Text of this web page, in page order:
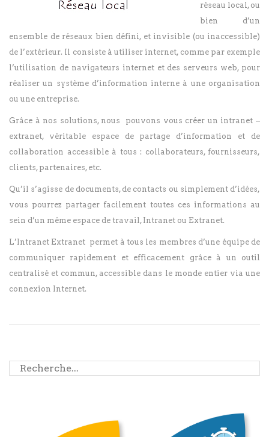
réseau local, ou
bien d’un
ensemble de réseaux bien défini, et invisible (ou inaccessible)
de l’extérieur. Il consiste à utiliser internet, comme par exemple
l’utilisation de navigateurs internet et des serveurs web, pour
réaliser un système d’information interne à une organisation
ou une entreprise.
Grâce à nos solutions, nous pouvons vous créer un intranet –
extranet, véritable espace de partage d’information et de
collaboration accessible à tous : collaborateurs, fournisseurs,
clients, partenaires, etc.
Qu’il s’agisse de documents, de contacts ou simplement d’idées,
vous pourrez partager facilement toutes ces informations au
sein d’un même espace de travail, Intranet ou Extranet.
L’Intranet Extranet permet à tous les membres d’une équipe de
communiquer rapidement et efficacement grâce à un outil
centralisé et commun, accessible dans le monde entier via une
connexion Internet.